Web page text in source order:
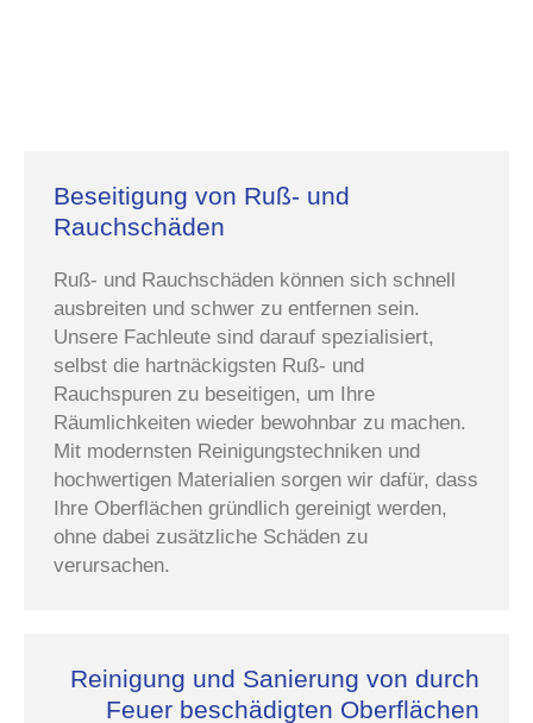
Beseitigung von Ruß- und
Rauchschäden
Ruß- und Rauchschäden können sich schnell
ausbreiten und schwer zu entfernen sein.
Unsere Fachleute sind darauf spezialisiert,
selbst die hartnäckigsten Ruß- und
Rauchspuren zu beseitigen, um Ihre
Räumlichkeiten wieder bewohnbar zu machen.
Mit modernsten Reinigungstechniken und
hochwertigen Materialien sorgen wir dafür, dass
Ihre Oberflächen gründlich gereinigt werden,
ohne dabei zusätzliche Schäden zu
verursachen.
Reinigung und Sanierung von durch
Feuer beschädigten Oberflächen